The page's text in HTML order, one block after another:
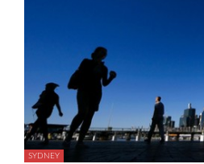
SYDNEY